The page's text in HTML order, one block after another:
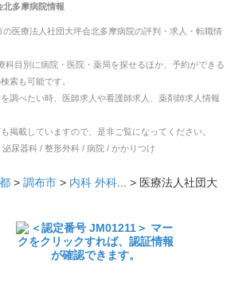
北多摩病院情報
の医療法人社団大坪会北多摩病院の評判・求人・転職情
科目別に病院・医院・薬局を探せるほか、予約ができる
索も可能です。
調べたい時、医師求人や看護師求人、薬剤師求人情報
掲載していますので、是非ご覧になってください。
泌尿器科 / 整形外科 / 病院 / かかりつけ
> 調布市 > 内科 外科... > 医療法人社団大